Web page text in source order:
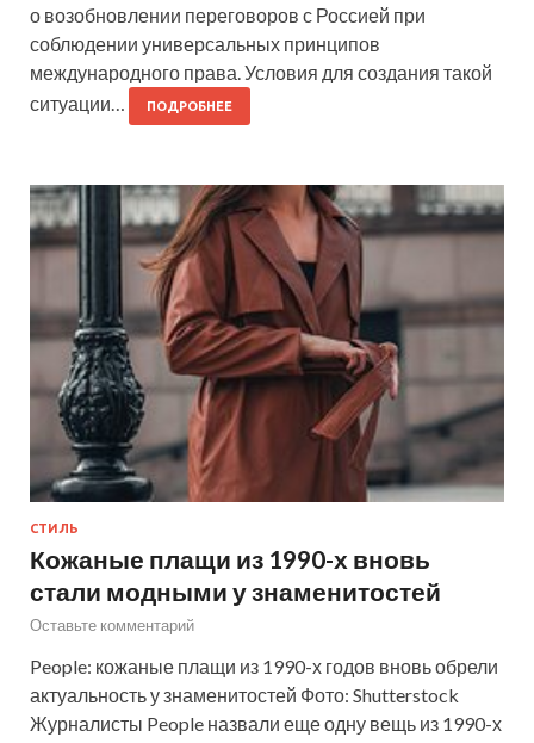
о возобновлении переговоров с Россией при
соблюдении универсальных принципов
международного права. Условия для создания такой
ситуации…
ПОДРОБНЕЕ
СТИЛЬ
Кожаные плащи из 1990-х вновь
стали модными у знаменитостей
Оставьте комментарий
People: кожаные плащи из 1990-х годов вновь обрели
актуальность у знаменитостей Фото: Shutterstock
Журналисты People назвали еще одну вещь из 1990-х